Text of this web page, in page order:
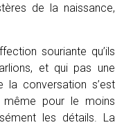
de la naissance,
souriante qu’ils
et qui pas une
la conversation s’est
pour le moins
les détails. La